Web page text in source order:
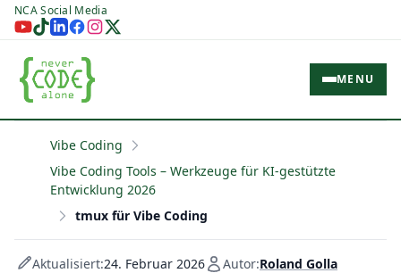
NCA Social Media
MENU
Vibe Coding
Vibe Coding Tools – Werkzeuge für KI-gestützte
Entwicklung 2026
tmux für Vibe Coding
Aktualisiert:24. Februar 2026 Autor:Roland Golla